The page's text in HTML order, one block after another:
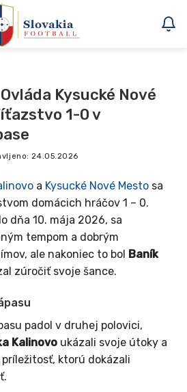
Kysucké Nové
1-0 v
24.05.2026
a Kysucké Nové Mesto sa
domácich hráčov 1 – 0.
dňa 10. mája 2026, sa
tempom a dobrým
ale nakoniec to bol Baník
zúročiť svoje šance.
padol v druhej polovici,
Kalinovoukázali svoje útoky a
ktorú dokázali